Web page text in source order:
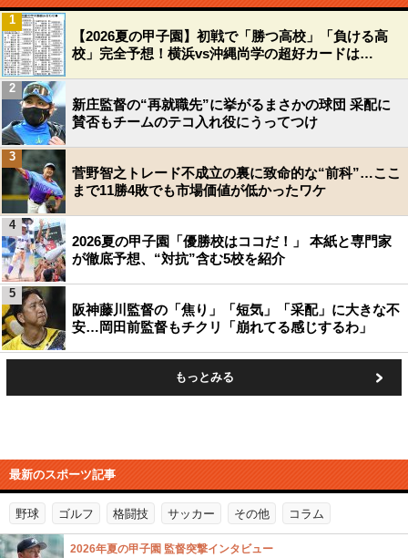
【2026夏の甲子園】初戦で「勝つ高校」「負ける高
校」完全予想！横浜vs沖縄尚学の超好カードは…
1
新庄監督の“再就職先”に挙がるまさかの球団 采配に
賛否もチームのテコ入れ役にうってつけ
2
菅野智之トレード不成立の裏に致命的な“前科”…ここ
まで11勝4敗でも市場価値が低かったワケ
3
2026夏の甲子園「優勝校はココだ！」 本紙と専門家
が徹底予想、“対抗”含む5校を紹介
4
阪神藤川監督の「焦り」「短気」「采配」に大きな不
安…岡田前監督もチクリ「崩れてる感じするわ」
5
もっとみる
最新のスポーツ記事
野球 ゴルフ 格闘技 サッカー その他 コラム
2026年夏の甲子園 監督突撃インタビュー